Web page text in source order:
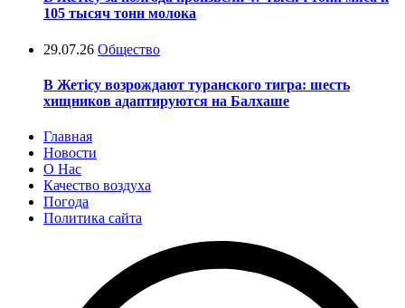
105 тысяч тонн молока
29.07.26 Общество
В Жетісу возрождают туранского тигра: шесть
хищников адаптируются на Балхаше
Главная
Новости
О Нас
Качество воздуха
Погода
Политика сайта